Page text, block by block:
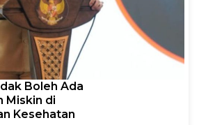
Boleh Ada
Miskin di
Kesehatan